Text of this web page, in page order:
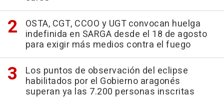
OSTA, CGT, CCOO y UGT convocan huelga
indefinida en SARGA desde el 18 de agosto
para exigir más medios contra el fuego
Los puntos de observación del eclipse
habilitados por el Gobierno aragonés
superan ya las 7.200 personas inscritas